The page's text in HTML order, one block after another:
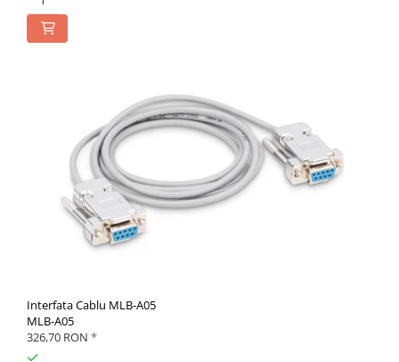
Interfata Cablu MLB-A05
MLB-A05
326,70 RON *